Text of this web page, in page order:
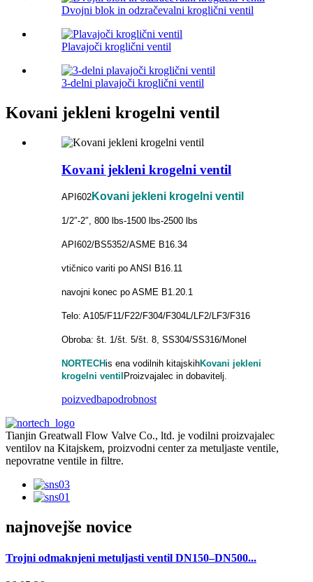
Dvojni blok in odzračevalni kroglični ventil
Plavajoči kroglični ventil
3-delni plavajoči kroglični ventil
Kovani jekleni krogelni ventil
Kovani jekleni krogelni ventil
API602 Kovani jekleni krogelni ventil
1/2″-2″, 800 lbs-1500 lbs-2500 lbs
API602/BS5352/ASME B16.34
vtičnico variti po ANSI B16.11
navojni konec po ASME B1.20.1
Telo: A105/F11/F22/F304/F304L/LF2/LF3/F316
Obroba: št. 1/št. 5/št. 8, SS304/SS316/Monel
NORTECHis ena vodilnih kitajskihKovani jekleni
krogelni ventil Proizvajalec in dobavitelj.
poizvedbapodrobnost
Tianjin Greatwall Flow Valve Co., ltd. je vodilni proizvajalec
ventilov na Kitajskem, proizvodni center za metuljaste ventile,
nepovratne ventile in filtre.
najnovejše novice
Trojni odmaknjeni metuljasti ventil DN150–DN500...